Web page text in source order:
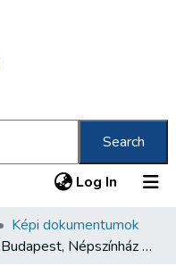
Search
Log In (current)
Képi dokumentumok
56. Budapest, Népszínház Budapest, Volkstheater : Budapest, Théatre Népszínház